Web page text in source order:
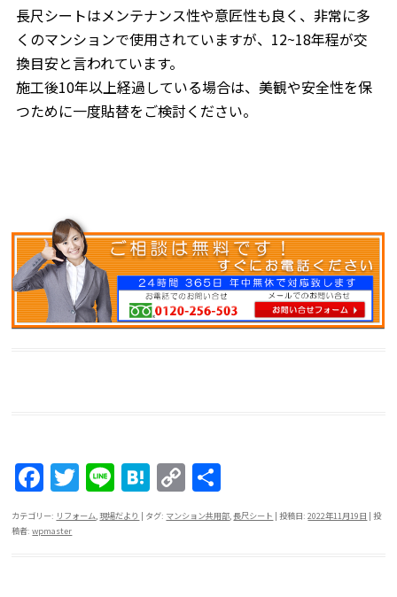
長尺シートはメンテナンス性や意匠性も良く、非常に多
くのマンションで使用されていますが、12~18年程が交
換目安と言われています。
施工後10年以上経過している場合は、美観や安全性を保
つために一度貼替をご検討ください。
F
a
c
T
w
itt
Li
n
e
H
at
e
C
o
p
有
カテゴリー: リフォーム 現場だより | タグ: マンション共用部 ,長尺シート | 投稿日:2022年11月19日 |投
稿者:wpmaster